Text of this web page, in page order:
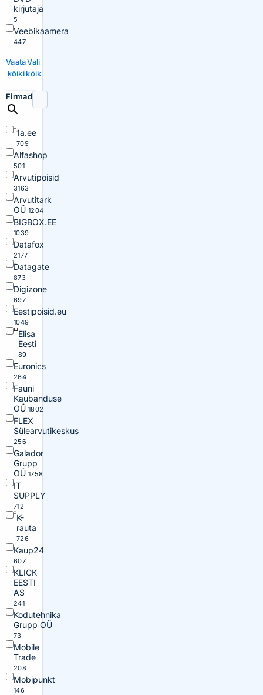
kirjutaja
5
Veebikaamera
447
Vaata
kõiki
Vali
kõik
Firmad
1a.ee
709
Alfashop
501
Arvutipoisid
3163
Arvutitark
OÜ 1204
BIGBOX.EE
1039
Datafox
2177
Datagate
873
Digizone
697
Eestipoisid.eu
1049
Elisa
Eesti
89
Euronics
264
Fauni
Kaubanduse
OÜ 1802
FLEX
Sülearvutikeskus
256
Galador
Grupp
OÜ 1758
IT
SUPPLY
712
K-
rauta
726
Kaup24
607
KLICK
EESTI
AS
241
Kodutehnika
Grupp OÜ
73
Mobile
Trade
208
Mobipunkt
146